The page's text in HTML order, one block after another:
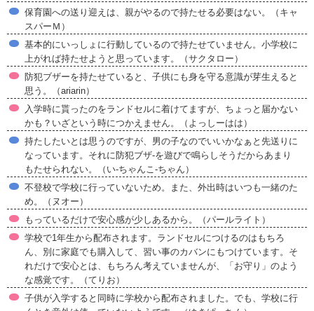
保育園への送り迎えは、親がやるので持たせる必要はない。（キャ
スパーＭ）
基本的にいっしょに行動しているので持たせていません。小学校に
上がれば持たせようと思っています。（サクタロー）
防犯ブザーを持たせていると、子供にも身を守る意識が芽生えると
思う。（ariarin）
入学時に貰ったのをランドセルに着けてますが、ちょっと届かない
かも？いざという時につかえません。（よっしーはは）
持たしたいとは思うのですが、男の子なのでいいかなぁと先送りに
なっています。それに防犯ブザ-を遊びで鳴らしそうだからあまり
もたせられない。（い-ちゃんこ-ちゃん）
不登校で学校に行っていないため。また、外出時はいつも一緒のた
め。（ヌオー）
もっているだけで安心感が少しあるから。（パールライト）
学校で1年生から配布されます。ランドセルにつけるのはもちろ
ん、別に家庭でも購入して、習い事のカバンにもつけています。そ
れだけで安心とは、もちろん考えていませんが、「お守り」のよう
な感覚です。（てりお）
子供が入学すると同時に学校から配布されました。でも、学校に行